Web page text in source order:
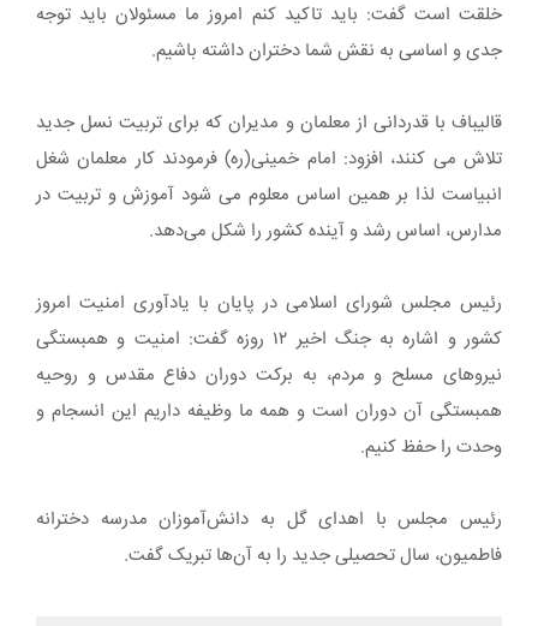
خلقت است گفت: باید تاکید کنم امروز ما مسئولان باید توجه
جدی و اساسی به نقش شما دختران داشته باشیم.
قالیباف با قدردانی از معلمان و مدیران که برای تربیت نسل جدید
تلاش می کنند، افزود: امام خمینی(ره) فرمودند کار معلمان شغل
انبیاست لذا بر همین اساس معلوم می شود آموزش و تربیت در
مدارس، اساس رشد و آینده کشور را شکل می‌دهد.
رئیس مجلس شورای اسلامی در پایان با یادآوری امنیت امروز
کشور و اشاره به جنگ اخیر ۱۲ روزه گفت: امنیت و همبستگی
نیروهای مسلح و مردم، به برکت دوران دفاع مقدس و روحیه
همبستگی آن دوران است و همه ما وظیفه داریم این انسجام و
وحدت را حفظ کنیم.
رئیس مجلس با اهدای گل به دانش‌آموزان مدرسه دخترانه
فاطمیون، سال تحصیلی جدید را به آن‌ها تبریک گفت.